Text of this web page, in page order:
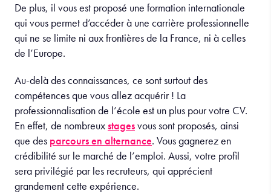
De plus, il vous est proposé une formation internationale
qui vous permet d’accéder à une carrière professionnelle
qui ne se limite ni aux frontières de la France, ni à celles
de l’Europe.
Au-delà des connaissances, ce sont surtout des
compétences que vous allez acquérir ! La
professionnalisation de l’école est un plus pour votre CV.
En effet, de nombreuxstagesvous sont proposés, ainsi
que des parcours en alternance. Vous gagnerez en
crédibilité sur le marché de l’emploi. Aussi, votre profil
sera privilégié par les recruteurs, qui apprécient
grandement cette expérience.